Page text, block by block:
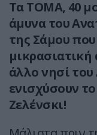
Τα ΤΟΜΑ, 40
άμυνα του
της Σάμου που
άλλο νησί του
ενισχύσουν
Ζελένσκι!